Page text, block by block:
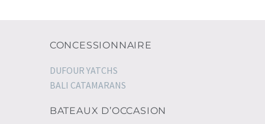
CONCESSIONNAIRE
DUFOUR YATCHS
BALI CATAMARANS
BATEAUX D’OCCASION